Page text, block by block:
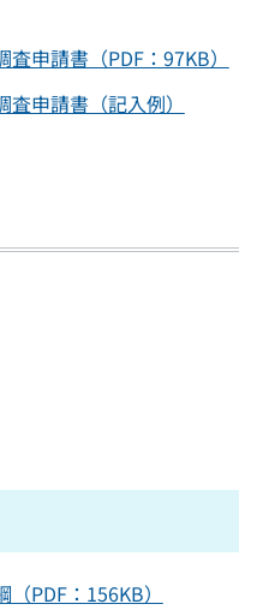
申請書（PDF：97KB）
申請書（記入例）
PDF：156KB）